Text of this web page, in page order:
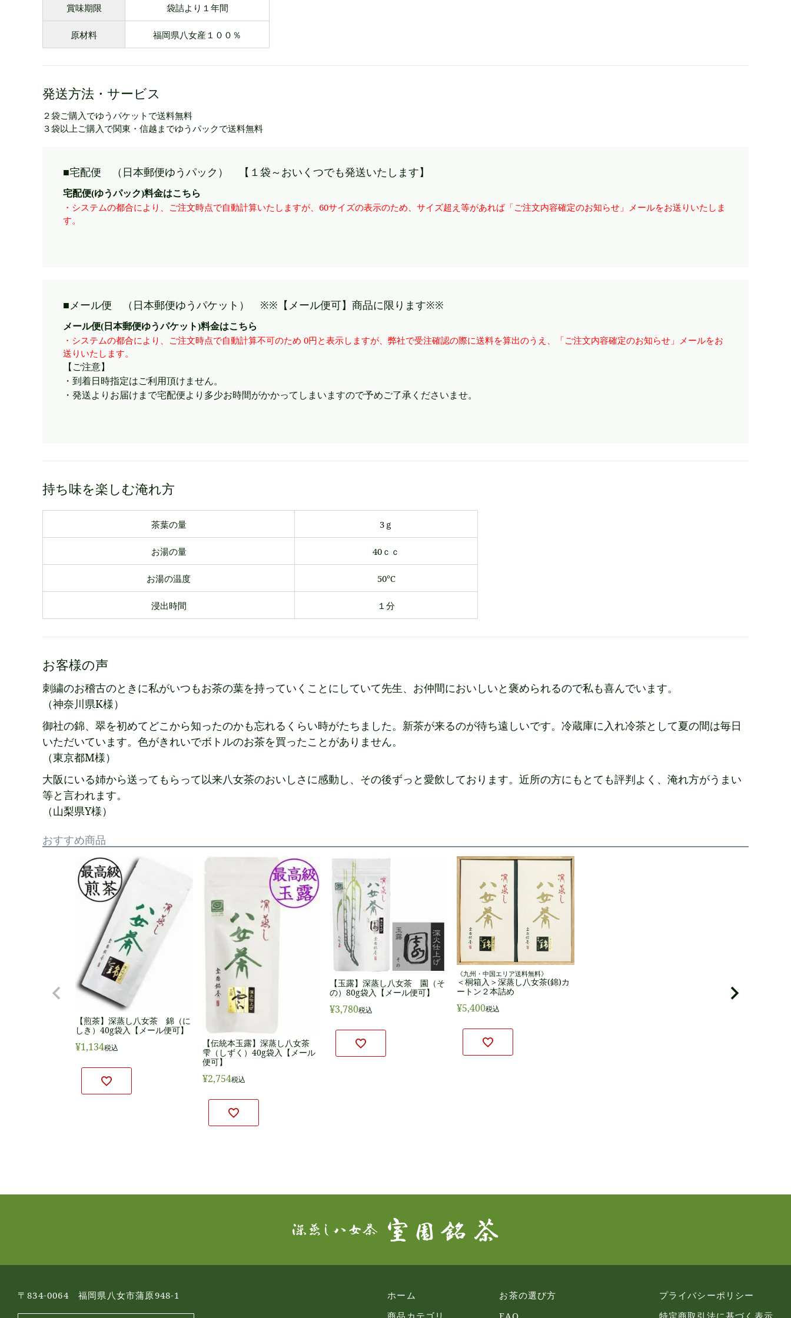
賞味期限 袋詰より１年間
原材料 福岡県八女産１００％
発送方法・サービス
２袋ご購入でゆうパケットで送料無料
３袋以上ご購入で関東・信越までゆうパックで送料無料
■宅配便 （日本郵便ゆうパック） 【１袋～おいくつでも発送いたします】
宅配便(ゆうパック)料金はこちら
・システムの都合により、ご注文時点で自動計算いたしますが、60サイズの表示のため、サイズ超え等があれば「ご注文内容確定のお知らせ」メールをお送りいたしま
す。
■メール便 （日本郵便ゆうパケット） ※※【メール便可】商品に限ります※※
メール便(日本郵便ゆうパケット)料金はこちら
・システムの都合により、ご注文時点で自動計算不可のため 0円と表示しますが、弊社で受注確認の際に送料を算出のうえ、「ご注文内容確定のお知らせ」メールをお
送りいたします。
【ご注意】
・到着日時指定はご利用頂けません。
・発送よりお届けまで宅配便より多少お時間がかかってしまいますので予めご了承くださいませ。
持ち味を楽しむ淹れ方
茶葉の量 3ｇ
お湯の量 40ｃｃ
お湯の温度 50℃
浸出時間 １分
お客様の声
刺繍のお稽古のときに私がいつもお茶の葉を持っていくことにしていて先生、お仲間においしいと褒められるので私も喜んでいます。
（神奈川県K様）
御社の錦、翠を初めてどこから知ったのかも忘れるくらい時がたちました。新茶が来るのが待ち遠しいです。冷蔵庫に入れ冷茶として夏の間は毎日
いただいています。色がきれいでボトルのお茶を買ったことがありません。
（東京都M様）
大阪にいる姉から送ってもらって以来八女茶のおいしさに感動し、その後ずっと愛飲しております。近所の方にもとても評判よく、淹れ方がうまい
等と言われます。
（山梨県Y様）
おすすめ商品
【煎茶】深蒸し八女茶 錦（に
しき）40g袋入【メール便可】
¥1,134税込
【伝統本玉露】深蒸し八女茶
雫（しずく）40g袋入【メール
便可】
¥2,754税込
【玉露】深蒸し八女茶 園（そ
の）80g袋入【メール便可】
¥3,780税込
《九州・中国エリア送料無料》
＜桐箱入＞深蒸し八女茶(錦)カ
ートン２本詰め
¥5,400税込
〒834-0064 福岡県八女市蒲原948-1
ホーム
商品カテゴリ
お茶の選び方
FAQ
プライバシーポリシー
特定商取引法に基づく表示